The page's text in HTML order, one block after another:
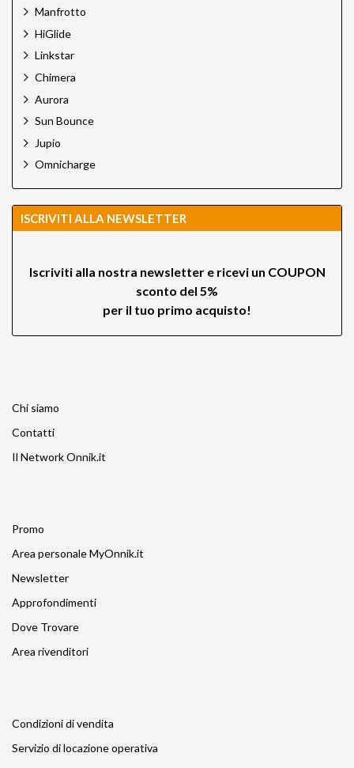
Manfrotto
HiGlide
Linkstar
Chimera
Aurora
Sun Bounce
Jupio
Omnicharge
ISCRIVITI ALLA NEWSLETTER
Iscriviti alla nostra newsletter e ricevi un COUPON
sconto del 5%
per il tuo primo acquisto!
Chi siamo
Contatti
Il Network Onnik.it
Promo
Area personale MyOnnik.it
Newsletter
Approfondimenti
Dove Trovare
Area rivenditori
Condizioni di vendita
Servizio di locazione operativa